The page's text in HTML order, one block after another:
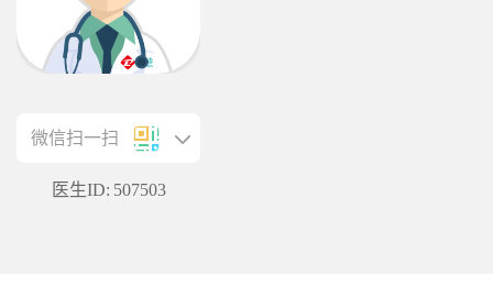
微信扫一扫
医生ID: 507503